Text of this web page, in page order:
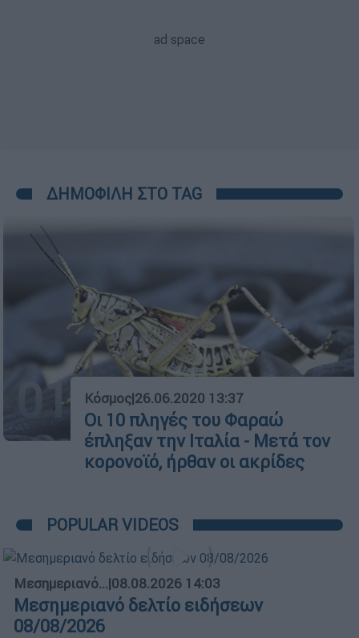
ΔΗΜΟΦΙΛΗ ΣΤΟ TAG
01 Κόσμος|26.06.2020 13:37
Οι 10 πληγές του Φαραώ
έπληξαν την Ιταλία - Μετά τον
κορονοϊό, ήρθαν οι ακρίδες
POPULAR VIDEOS
Μεσημεριανό...|08.08.2026 14:03
Μεσημεριανό δελτίο ειδήσεων
08/08/2026